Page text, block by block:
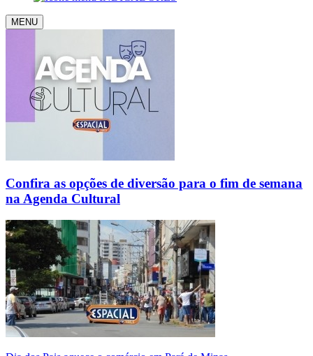
MENU
Confira as opções de diversão para o fim de semana
na Agenda Cultural